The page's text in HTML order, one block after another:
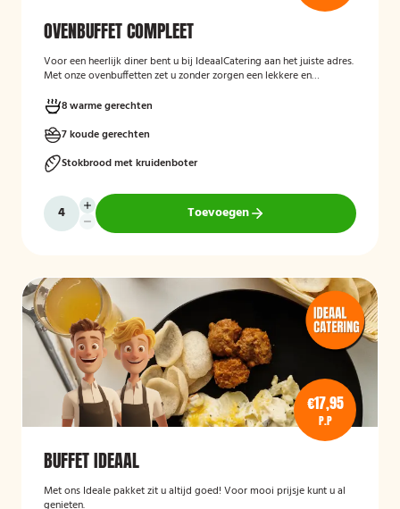
OVENBUFFET COMPLEET
Voor een heerlijk diner bent u bij IdeaalCatering aan het juiste adres.
Met onze ovenbuffetten zet u zonder zorgen een lekkere en
personen is een ovenbuffet Ideaal!
8 warme gerechten
7 koude gerechten
Stokbrood met kruidenboter
Toevoegen
€17,95
P.P
BUFFET IDEAAL
Met ons Ideale pakket zit u altijd goed! Voor mooi prijsje kunt u al
genieten.